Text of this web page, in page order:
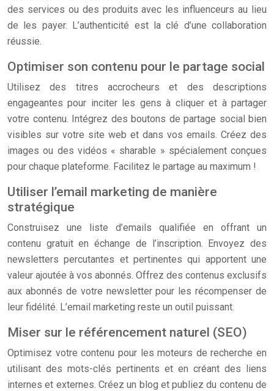
des services ou des produits avec les influenceurs au lieu
de les payer. L’authenticité est la clé d’une collaboration
réussie.
Optimiser son contenu pour le partage social
Utilisez des titres accrocheurs et des descriptions
engageantes pour inciter les gens à cliquer et à partager
votre contenu. Intégrez des boutons de partage social bien
visibles sur votre site web et dans vos emails. Créez des
images ou des vidéos « sharable » spécialement conçues
pour chaque plateforme. Facilitez le partage au maximum !
Utiliser l’email marketing de manière
stratégique
Construisez une liste d’emails qualifiée en offrant un
contenu gratuit en échange de l’inscription. Envoyez des
newsletters percutantes et pertinentes qui apportent une
valeur ajoutée à vos abonnés. Offrez des contenus exclusifs
aux abonnés de votre newsletter pour les récompenser de
leur fidélité. L’email marketing reste un outil puissant.
Miser sur le référencement naturel (SEO)
Optimisez votre contenu pour les moteurs de recherche en
utilisant des mots-clés pertinents et en créant des liens
internes et externes. Créez un blog et publiez du contenu de